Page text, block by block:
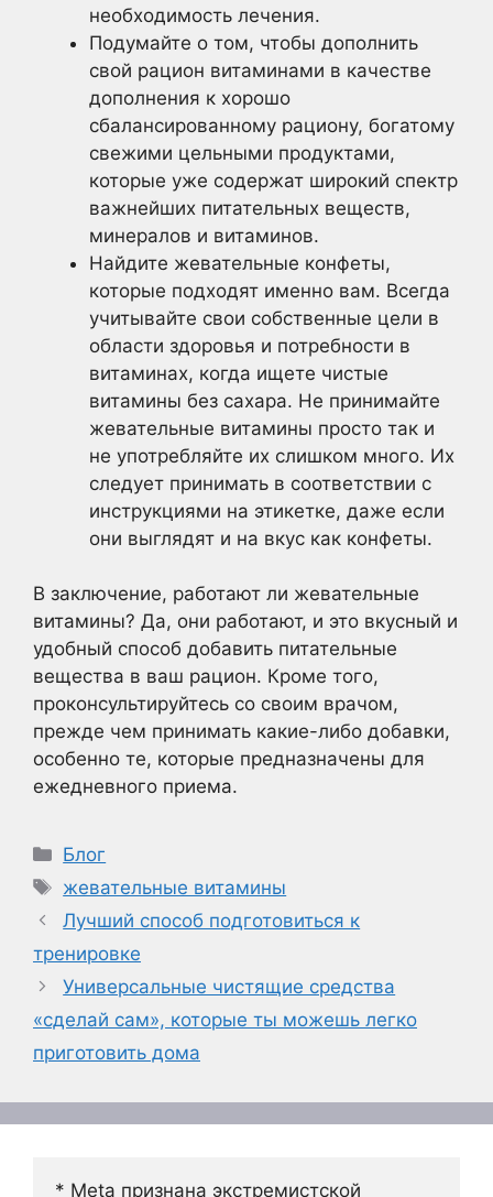
необходимость лечения.
Подумайте о том, чтобы дополнить
свой рацион витаминами в качестве
дополнения к хорошо
сбалансированному рациону, богатому
свежими цельными продуктами,
которые уже содержат широкий спектр
важнейших питательных веществ,
минералов и витаминов.
Найдите жевательные конфеты,
которые подходят именно вам. Всегда
учитывайте свои собственные цели в
области здоровья и потребности в
витаминах, когда ищете чистые
витамины без сахара. Не принимайте
жевательные витамины просто так и
не употребляйте их слишком много. Их
следует принимать в соответствии с
инструкциями на этикетке, даже если
они выглядят и на вкус как конфеты.
В заключение, работают ли жевательные
витамины? Да, они работают, и это вкусный и
удобный способ добавить питательные
вещества в ваш рацион. Кроме того,
проконсультируйтесь со своим врачом,
прежде чем принимать какие-либо добавки,
особенно те, которые предназначены для
ежедневного приема.
Рубрики
Блог
Метки
жевательные витамины
Лучший способ подготовиться к
тренировке
Универсальные чистящие средства
«сделай сам», которые ты можешь легко
приготовить дома
* Meta признана экстремистской